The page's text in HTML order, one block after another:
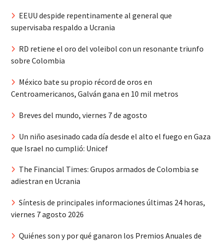
EEUU despide repentinamente al general que
supervisaba respaldo a Ucrania
RD retiene el oro del voleibol con un resonante triunfo
sobre Colombia
México bate su propio récord de oros en
Centroamericanos, Galván gana en 10 mil metros
Breves del mundo, viernes 7 de agosto
Un niño asesinado cada día desde el alto el fuego en Gaza
que Israel no cumplió: Unicef
The Financial Times: Grupos armados de Colombia se
adiestran en Ucrania
Síntesis de principales informaciones últimas 24 horas,
viernes 7 agosto 2026
Quiénes son y por qué ganaron los Premios Anuales de